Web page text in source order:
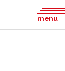
menu